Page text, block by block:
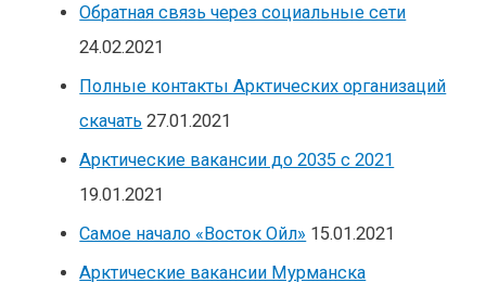
Обратная связь через социальные сети
24.02.2021
Полные контакты Арктических организаций
скачать 27.01.2021
Арктические вакансии до 2035 с 2021
19.01.2021
Самое начало «Восток Ойл» 15.01.2021
Арктические вакансии Мурманска